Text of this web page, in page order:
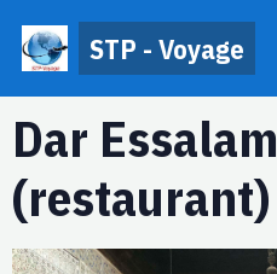
STP - Voyage
Dar Essalam
(restaurant)